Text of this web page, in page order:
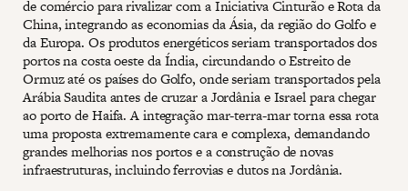
de comércio para rivalizar com a Iniciativa Cinturão e Rota da
China, integrando as economias da Ásia, da região do Golfo e
da Europa. Os produtos energéticos seriam transportados dos
portos na costa oeste da Índia, circundando o Estreito de
Ormuz até os países do Golfo, onde seriam transportados pela
Arábia Saudita antes de cruzar a Jordânia e Israel para chegar
ao porto de Haifa. A integração mar-terra-mar torna essa rota
uma proposta extremamente cara e complexa, demandando
grandes melhorias nos portos e a construção de novas
infraestruturas, incluindo ferrovias e dutos na Jordânia.